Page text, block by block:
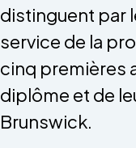
distinguent par
service de la
cinq premières
diplôme et de
Brunswick.